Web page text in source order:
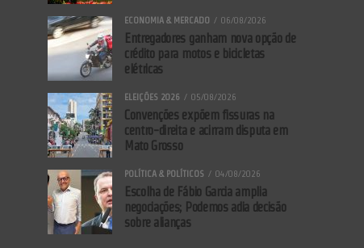
ECONOMIA & MERCADO 06/08/2026
Entregadores ganham nova opção de
crédito para motos e bicicletas
elétricas
ELEIÇÕES 2026 05/08/2026
Convenções expõem fissuras na
centro-direita e acirram disputa em
Mato Grosso
POLÍTICA & POLÍTICOS 04/08/2026
Escolha de Fábio Garcia amplia
negociações; Podemos adia decisão
sobre alianças